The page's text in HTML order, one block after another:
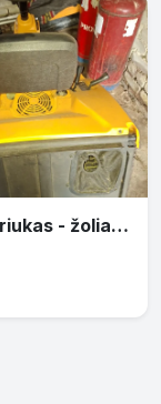
Traktoriukas - žoliapjovė